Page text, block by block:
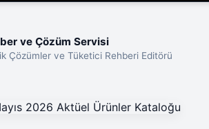
ve Çözüm Servisi
Çözümler ve Tüketici Rehberi Editörü